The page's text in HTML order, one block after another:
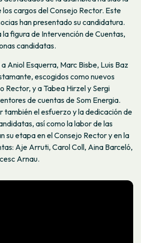
cargos del Consejo Rector. Este
han presentado su candidatura.
la figura de Intervención de Cuentas,
candidatas.
Aniol Esquerra, Marc Bisbe, Luis Baz
escogidos como nuevos
Rector, y a Tabea Hirzel y Sergi
de cuentas de Som Energia.
también el esfuerzo y la dedicación de
así como la labor de las
su etapa en el Consejo Rector y en la
Aje Arruti, Carol Coll, Aina Barceló,
Arnau.